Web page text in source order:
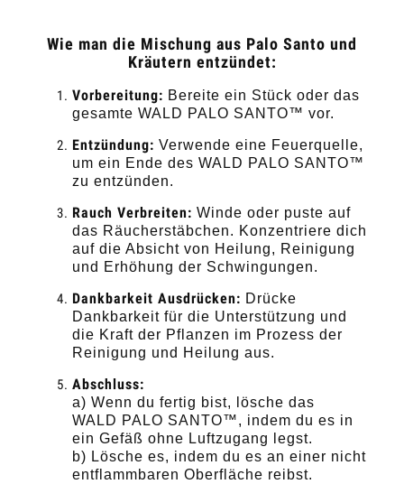
Wie man die Mischung aus Palo Santo und
Kräutern entzündet:
Vorbereitung: Bereite ein Stück oder das
gesamte WALD PALO SANTO™ vor.
Entzündung: Verwende eine Feuerquelle,
um ein Ende des WALD PALO SANTO™
zu entzünden.
Rauch Verbreiten: Winde oder puste auf
das Räucherstäbchen. Konzentriere dich
auf die Absicht von Heilung, Reinigung
und Erhöhung der Schwingungen.
Dankbarkeit Ausdrücken: Drücke
Dankbarkeit für die Unterstützung und
die Kraft der Pflanzen im Prozess der
Reinigung und Heilung aus.
Abschluss:
a) Wenn du fertig bist, lösche das
WALD PALO SANTO™, indem du es in
ein Gefäß ohne Luftzugang legst.
b) Lösche es, indem du es an einer nicht
entflammbaren Oberfläche reibst.